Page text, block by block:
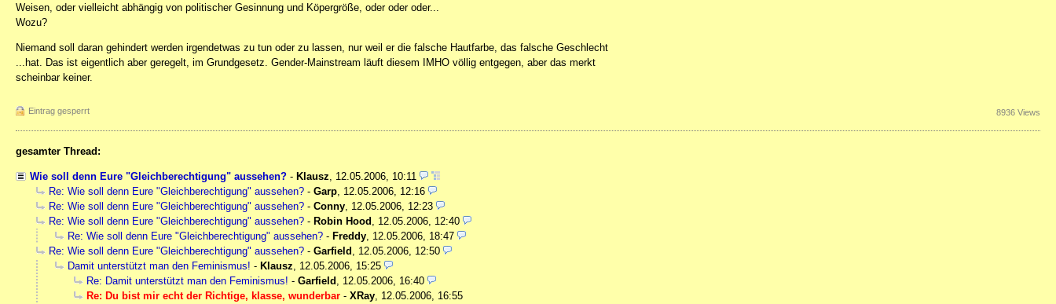
Weisen, oder vielleicht abhängig von politischer Gesinnung und Köpergröße, oder oder oder...
Wozu?
Niemand soll daran gehindert werden irgendetwas zu tun oder zu lassen, nur weil er die falsche Hautfarbe, das falsche Geschlecht
...hat. Das ist eigentlich aber geregelt, im Grundgesetz. Gender-Mainstream läuft diesem IMHO völlig entgegen, aber das merkt
scheinbar keiner.
Eintrag gesperrt 8936 Views
gesamter Thread:
Wie soll denn Eure "Gleichberechtigung" aussehen? - Klausz, 12.05.2006, 10:11
Re: Wie soll denn Eure "Gleichberechtigung" aussehen? - Garp, 12.05.2006, 12:16
Re: Wie soll denn Eure "Gleichberechtigung" aussehen? - Conny, 12.05.2006, 12:23
Re: Wie soll denn Eure "Gleichberechtigung" aussehen? - Robin Hood , 12.05.2006, 12:40
Re: Wie soll denn Eure "Gleichberechtigung" aussehen? - Freddy, 12.05.2006, 18:47
Re: Wie soll denn Eure "Gleichberechtigung" aussehen? - Garfield , 12.05.2006, 12:50
Damit unterstützt man den Feminismus! - Klausz, 12.05.2006, 15:25
Re: Damit unterstützt man den Feminismus! - Garfield , 12.05.2006, 16:40
Re: Du bist mir echt der Richtige, klasse, wunderbar - XRay, 12.05.2006, 16:55